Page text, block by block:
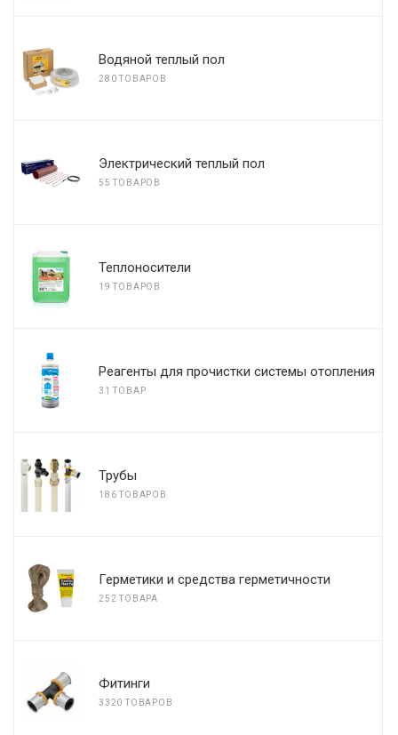
Водяной теплый пол
280 ТОВАРОВ
Электрический теплый пол
55 ТОВАРОВ
Теплоносители
19 ТОВАРОВ
Реагенты для прочистки системы отопления
31 ТОВАР
Трубы
186 ТОВАРОВ
Герметики и средства герметичности
252 ТОВАРА
Фитинги
3320 ТОВАРОВ